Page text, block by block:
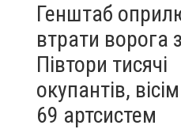
Генштаб
втрати ворога
Півтори тисячі
окупантів,
69 артсистем